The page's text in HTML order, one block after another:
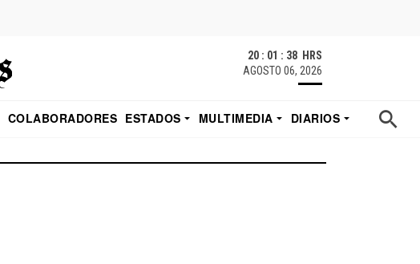
20 : 01 : 38 HRS
AGOSTO 06, 2026
COLABORADORES ESTADOS MULTIMEDIA
DIARIOS